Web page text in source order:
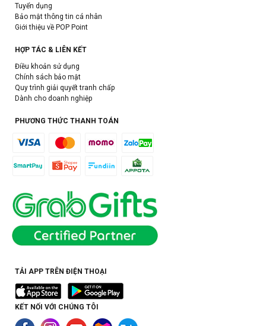
Tuyển dụng
Bảo mật thông tin cá nhân
Giới thiệu về POP Point
HỢP TÁC & LIÊN KẾT
Điều khoản sử dụng
Chính sách bảo mật
Quy trình giải quyết tranh chấp
Dành cho doanh nghiệp
PHƯƠNG THỨC THANH TOÁN
TẢI APP TRÊN ĐIỆN THOẠI
KẾT NỐI VỚI CHÚNG TÔI